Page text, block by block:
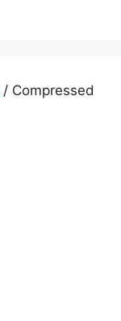
/ Compressed